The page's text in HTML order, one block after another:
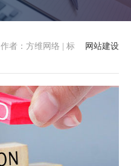
网站建设
作者：方维网络
标